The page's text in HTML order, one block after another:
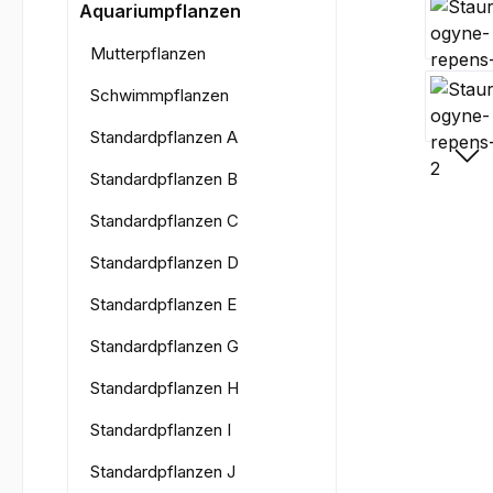
Aquariumpflanzen
Mutterpflanzen
Schwimmpflanzen
Standardpflanzen A
Standardpflanzen B
Standardpflanzen C
Standardpflanzen D
Standardpflanzen E
Standardpflanzen G
Standardpflanzen H
Standardpflanzen I
Standardpflanzen J